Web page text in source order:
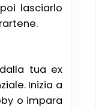
lasciarlo
tua ex
Inizia a
o impara